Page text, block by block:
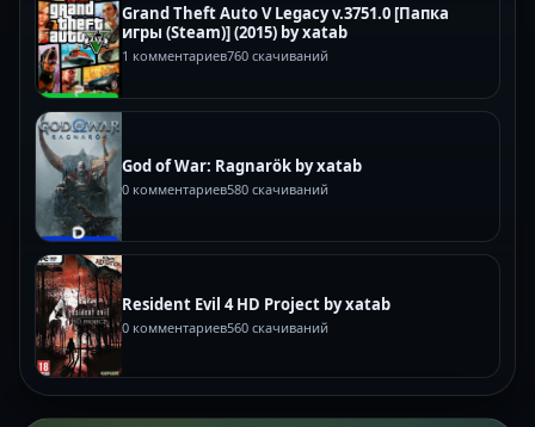
Grand Theft Auto V Legacy v.3751.0 [Папка
игры (Steam)] (2015) by xatab
1 комментариев760 скачиваний
God of War: Ragnarök by xatab
0 комментариев580 скачиваний
Resident Evil 4 HD Project by xatab
0 комментариев560 скачиваний